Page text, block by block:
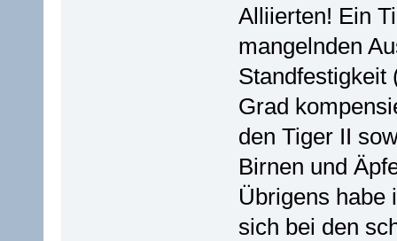
Alliierten! Ein
mangelnden
Standfestigkeit
Grad
den Tiger II
Birnen und
Übrigens habe
sich bei den